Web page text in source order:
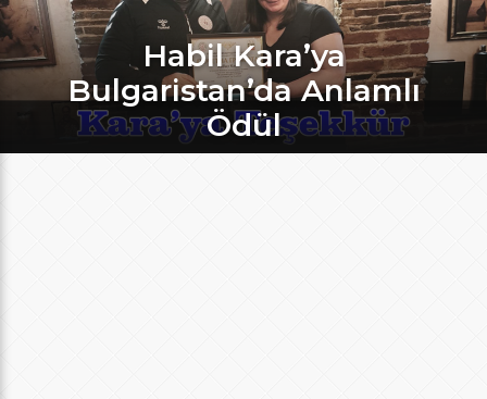
Habil Kara’ya
Bulgaristan’da Anlamlı
Ödül